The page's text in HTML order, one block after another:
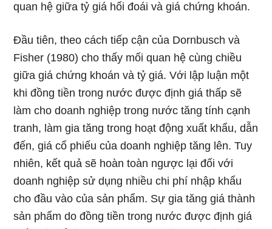
quan hệ giữa tỷ giá hối đoái và giá chứng khoán.
Đầu tiên, theo cách tiếp cận của Dornbusch và
Fisher (1980) cho thấy mối quan hệ cùng chiều
giữa giá chứng khoán và tỷ giá. Với lập luận một
khi đồng tiền trong nước được định giá thấp sẽ
làm cho doanh nghiệp trong nước tăng tính cạnh
tranh, làm gia tăng trong hoạt động xuất khẩu, dẫn
đến, giá cổ phiếu của doanh nghiệp tăng lên. Tuy
nhiên, kết quả sẽ hoàn toàn ngược lại đối với
doanh nghiệp sử dụng nhiều chi phí nhập khẩu
cho đầu vào của sản phẩm. Sự gia tăng giá thành
sản phẩm do đồng tiền trong nước được định giá